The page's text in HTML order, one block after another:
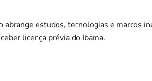
abrange estudos, tecnologias e marcos
licença prévia do Ibama.